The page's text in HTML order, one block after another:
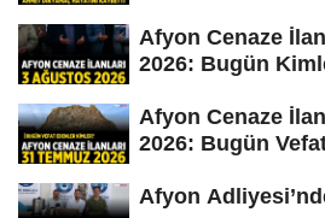
Afyon Cenaze
2026: Bugün
Afyon Cenaze
2026: Bugün
Afyon